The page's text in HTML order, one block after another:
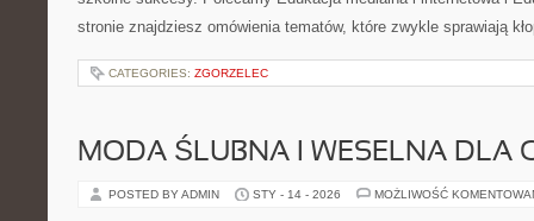
stronie znajdziesz omówienia tematów, które zwykle sprawiają
CATEGORIES: ZGORZELEC
MODA ŚLUBNA I WESELNA DLA
POSTED BY ADMIN STY - 14 - 2026 MOŻLIWOŚĆ